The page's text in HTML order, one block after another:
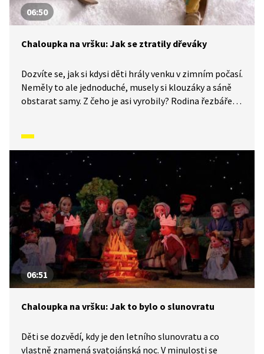
06:50
Chaloupka na vršku: Jak se ztratily dřeváky
Dozvíte se, jak si kdysi děti hrály venku v zimním počasí.
Neměly to ale jednoduché, musely si klouzáky a sáně
obstarat samy. Z čeho je asi vyrobily? Rodina řezbáře
skromné, ale veselé životy v souladu s přírodou. Video
inspirované lidovými zvyky a písněmi navazuje
na poetiku klasických Trnkových filmů.
06:51
Chaloupka na vršku: Jak to bylo o slunovratu
Děti se dozvědí, kdy je den letního slunovratu a co
vlastně znamená svatojánská noc. V minulosti se